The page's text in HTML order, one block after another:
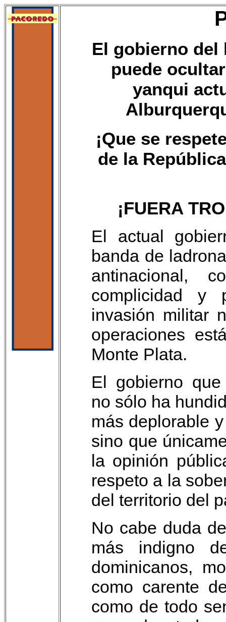
El gobierno del
puede
yanqui
¡Que se
de la
¡FUERA
El actual
banda de
antinacional,
complicidad y
invasión militar
operaciones
Monte Plata.
El gobierno
no sólo ha
más deplorable
sino que
la opinión
respeto a la
del territorio del
No cabe duda
más indigno
dominicanos,
como carente
como de todo